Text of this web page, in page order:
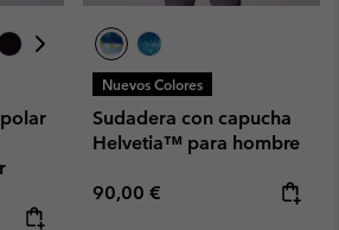
price:
Nuevos Colores
Sudadera con capucha
Helvetia™ para hombre
Regular price:
90,00 €